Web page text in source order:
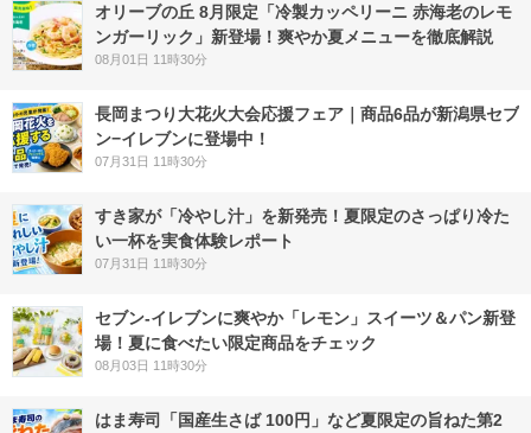
オリーブの丘 8月限定「冷製カッペリーニ 赤海老のレモ
ンガーリック」新登場！爽やか夏メニューを徹底解説
08月01日 11時30分
長岡まつり大花火大会応援フェア｜商品6品が新潟県セブ
ン−イレブンに登場中！
07月31日 11時30分
すき家が「冷やし汁」を新発売！夏限定のさっぱり冷た
い一杯を実食体験レポート
07月31日 11時30分
セブン‐イレブンに爽やか「レモン」スイーツ＆パン新登
場！夏に食べたい限定商品をチェック
08月03日 11時30分
はま寿司「国産生さば 100円」など夏限定の旨ねた第2